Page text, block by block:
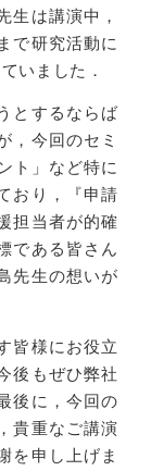
生は講演中，
で研究活動に
いました．
とするならば
，今回のセミ
ト」など特に
おり，『申請
担当者が的確
である皆さん
先生の想いが
皆様にお役立
後もぜひ弊社
後に，今回の
貴重なご講演
を申し上げま